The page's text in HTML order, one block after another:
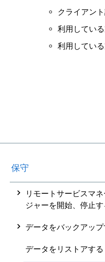
クライアン
利用してい
利用してい
保守
リモートサービスマネ
ジャーを開始、停止す
データをバックアップ
データをリストアする